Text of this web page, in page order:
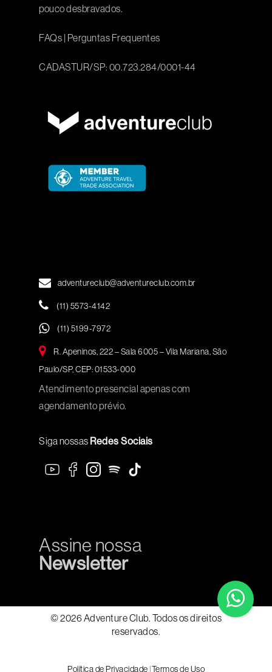
pouco desbravados.
FAQs | Perguntas Frequentes
CADASTUR/SP: 00.723.284/0001-44
adventureclub@adventureclub.com.br
(11) 5573-4142
(11) 5199-7972
R. Apeninos, 222 – Sala 6005 – Vila Mariana, São
Paulo/SP, CEP: 01533-000
Atendimento presencial apenas com
agendamento prévio.
Siga nossas Redes Sociais
Assine nossa
Newsletter
© 2026 Adventure Club. Todos os direitos
reservados.
Política de Privacidade |Termos de Uso